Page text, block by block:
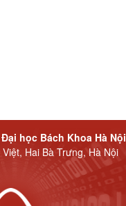
học Bách Khoa Hà Nội
Hai Bà Trưng, Hà Nội